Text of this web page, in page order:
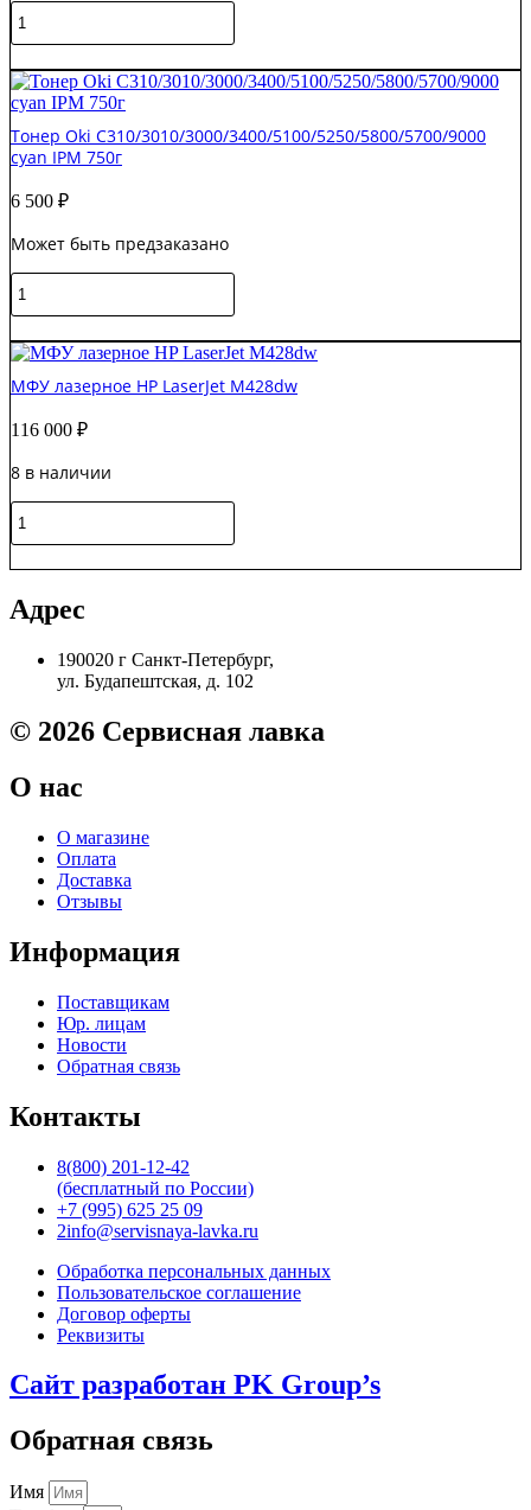
Количество
товара
Фотовал
для
восстановления
MK-
410
KM-
Тонер Oki C310/3010/3000/3400/5100/5250/5800/5700/9000
cyan IPM 750г
6 500 ₽
Может быть предзаказано
Количество
товара
Oki
C310/3010/3000/3400/5100/5250/5800/5700/9000
cyan
750г
МФУ лазерное HP LaserJet M428dw
116 000 ₽
8 в наличии
Количество
товара
лазерное
HP
LaserJet
Адрес
190020 г Санкт-Петербург,
ул. Будапештская, д. 102
© 2026 Сервисная лавка
О нас
О магазине
Оплата
Доставка
Отзывы
Информация
Поставщикам
Юр. лицам
Новости
Обратная связь
Контакты
8(800) 201-12-42
(бесплатный по России)
+7 (995) 625 25 09
2info@servisnaya-lavka.ru
Обработка персональных данных
Пользовательское соглашение
Договор оферты
Реквизиты
Сайт разработан PK Group’s
Обратная связь
Имя